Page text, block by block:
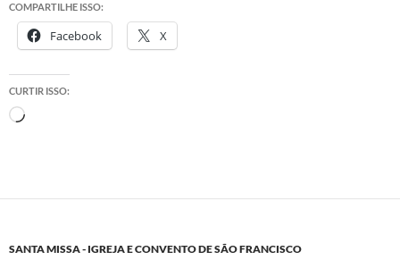
COMPARTILHE ISSO:
Facebook X
CURTIR ISSO:
Carregando...
SANTA MISSA - IGREJA E CONVENTO DE SÃO FRANCISCO